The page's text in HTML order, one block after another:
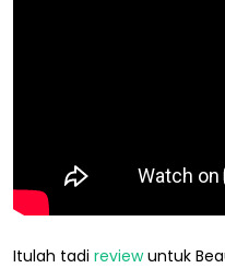
Itulah tadi reviewuntuk